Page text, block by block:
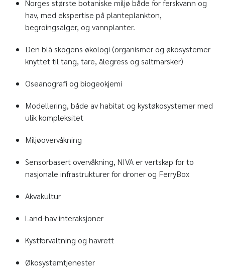
Norges største botaniske miljø både for ferskvann og
hav, med ekspertise på planteplankton,
begroingsalger, og vannplanter.
Den blå skogens økologi (organismer og økosystemer
knyttet til tang, tare, ålegress og saltmarsker)
Oseanografi og biogeokjemi
Modellering, både av habitat og kystøkosystemer med
ulik kompleksitet
Miljøovervåkning
Sensorbasert overvåkning, NIVA er vertskap for to
nasjonale infrastrukturer for droner og FerryBox
Akvakultur
Land-hav interaksjoner
Kystforvaltning og havrett
Økosystemtjenester